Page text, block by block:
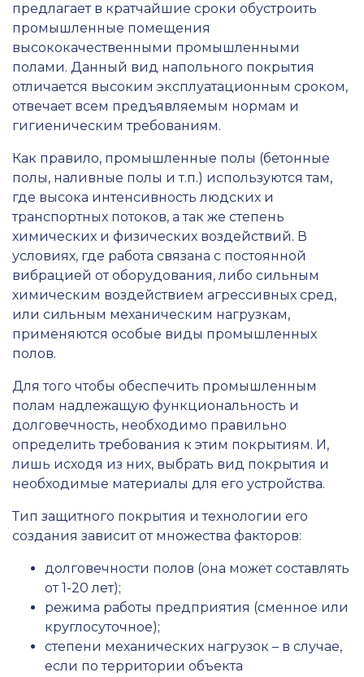
предлагает в кратчайшие сроки обустроить
промышленные помещения
высококачественными промышленными
полами. Данный вид напольного покрытия
отличается высоким эксплуатационным сроком,
отвечает всем предъявляемым нормам и
гигиеническим требованиям.
Как правило, промышленные полы (бетонные
полы, наливные полы и т.п.) используются там,
где высока интенсивность людских и
транспортных потоков, а так же степень
химических и физических воздействий. В
условиях, где работа связана с постоянной
вибрацией от оборудования, либо сильным
химическим воздействием агрессивных сред,
или сильным механическим нагрузкам,
применяются особые виды промышленных
полов.
Для того чтобы обеспечить промышленным
полам надлежащую функциональность и
долговечность, необходимо правильно
определить требования к этим покрытиям. И,
лишь исходя из них, выбрать вид покрытия и
необходимые материалы для его устройства.
Тип защитного покрытия и технологии его
создания зависит от множества факторов:
долговечности полов (она может составлять
от 1-20 лет);
режима работы предприятия (сменное или
круглосуточное);
степени механических нагрузок – в случае,
если по территории объекта